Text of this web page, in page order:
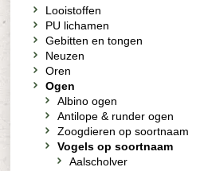
Looistoffen
PU lichamen
Gebitten en tongen
Neuzen
Oren
Ogen
Albino ogen
Antilope & runder ogen
Zoogdieren op soortnaam
Vogels op soortnaam
Aalscholver